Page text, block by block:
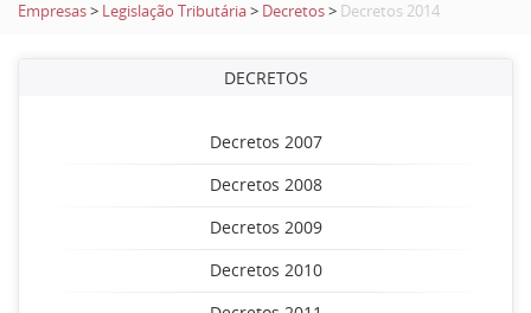
Empresas> Legislação Tributária> Decretos> Decretos 2014
DECRETOS
Decretos 2007
Decretos 2008
Decretos 2009
Decretos 2010